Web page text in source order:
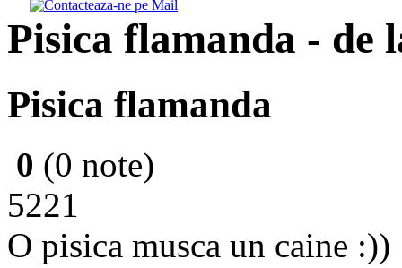
Pisica flamanda - de
Pisica flamanda
0 (0 note)
5221
O pisica musca un caine :))